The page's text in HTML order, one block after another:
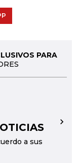
PARA
a sus
→